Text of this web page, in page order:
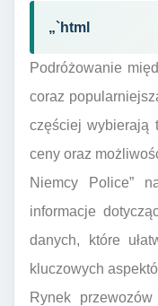
„`html
Podróżowanie
coraz
częściej wybierają
ceny oraz
Niemcy Police”
informacje
danych, które
kluczowych
Rynek